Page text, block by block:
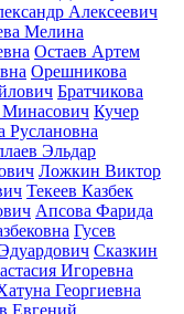
Алексеевич
Мелина
Остаев Артем
Орешникова
Братчикова
Минасович Кучер
Эльдар
Ложкин Виктор
Текеев Казбек
Апсова Фарида
Гусев
Сказкин
Игоревна
Георгиевна